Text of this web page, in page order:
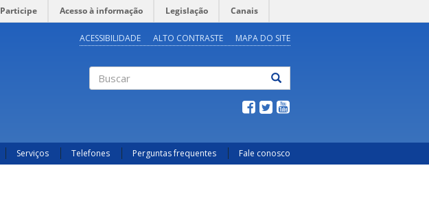
Participe Acesso à informação Legislação Canais
ACESSIBILIDADE ALTO CONTRASTE MAPA DO SITE
Serviços Telefones Perguntas frequentes Fale conosco